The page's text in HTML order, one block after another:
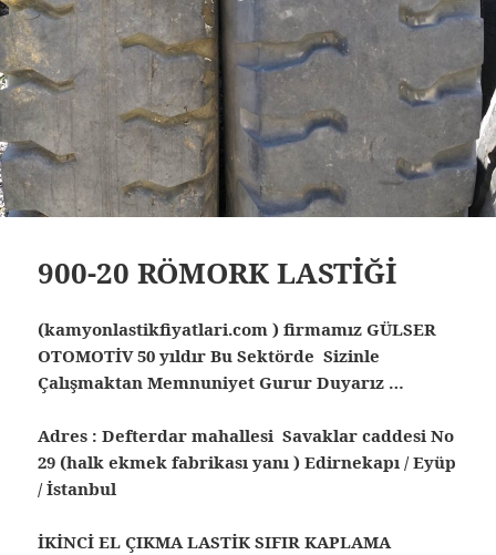
900-20 RÖMORK LASTİĞİ
(kamyonlastikfiyatlari.com ) firmamız GÜLSER
OTOMOTİV 50 yıldır Bu Sektörde Sizinle
Çalışmaktan Memnuniyet Gurur Duyarız …
Adres : Defterdar mahallesi Savaklar caddesi No
29 (halk ekmek fabrikası yanı ) Edirnekapı / Eyüp
/ İstanbul
İKİNCİ EL ÇIKMA LASTİK SIFIR KAPLAMA